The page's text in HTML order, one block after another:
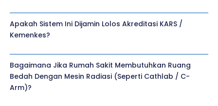
Apakah Sistem Ini Dijamin Lolos Akreditasi KARS /
Kemenkes?
Bagaimana Jika Rumah Sakit Membutuhkan Ruang
Bedah Dengan Mesin Radiasi (seperti Cathlab / C-
Arm)?